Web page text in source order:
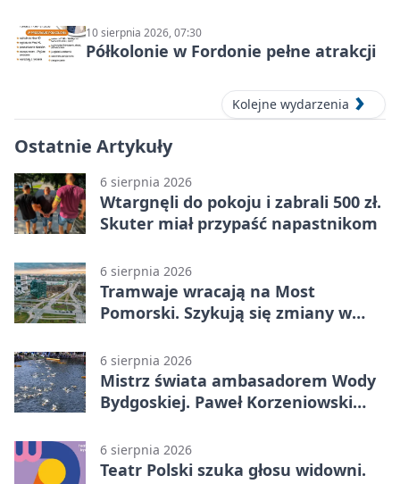
10 sierpnia 2026, 07:30
Półkolonie w Fordonie pełne atrakcji
Kolejne wydarzenia
Ostatnie Artykuły
6 sierpnia 2026
Wtargnęli do pokoju i zabrali 500 zł.
Skuter miał przypaść napastnikom
6 sierpnia 2026
Tramwaje wracają na Most
Pomorski. Szykują się zmiany w
6 sierpnia 2026
Mistrz świata ambasadorem Wody
Bydgoskiej. Paweł Korzeniowski
6 sierpnia 2026
Teatr Polski szuka głosu widowni.